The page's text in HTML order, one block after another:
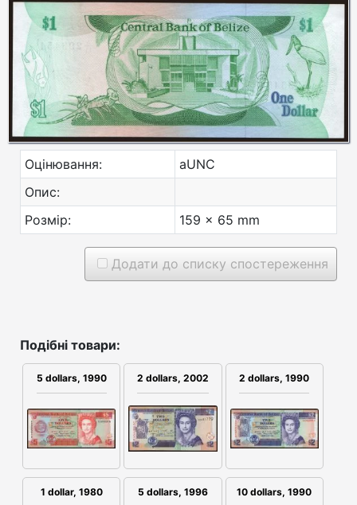
Оцінювання:
aUNC
Опис:
Розмір:
159 x 65 mm
Додати до списку спостереження
Подібні товари:
5 dollars, 1990 2 dollars, 2002 2 dollars, 1990
1 dollar, 1980 5 dollars, 1996 10 dollars, 1990